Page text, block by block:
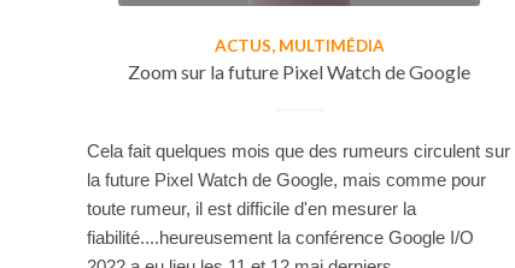
ACTUS, MULTIMÉDIA
Zoom sur la future Pixel Watch de Google
Cela fait quelques mois que des rumeurs circulent sur
la future Pixel Watch de Google, mais comme pour
toute rumeur, il est difficile d'en mesurer la
fiabilité....heureusement la conférence Google I/O